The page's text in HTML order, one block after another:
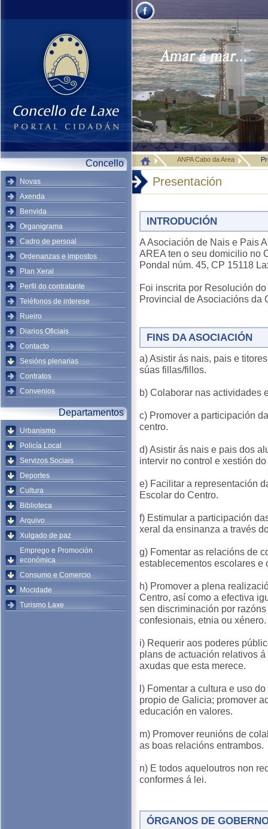
Concello
Novas
Axenda
Benvida
Organigrama
Cadro de persoal
Ordenanzas e impostos
Plan Xeral
Perfil do contratante
Teléfonos de interese
Rueiro
Diarios Oficiais
Contacto
Sesións plenarias
Contratos
Convenios
Departamentos
Urbanismo
Policía Local
Servizos Sociais
Deportes
Cultura
Biblioteca
Arquivo
Xulgado de paz
Emprego e Promoción
económica
Consumo e Comercio
Mocidade
Turismo Laxe
ANPA Cabo da Area
Presentación
INTRODUCIÓN
A Asociación de Nais e Pais
AREA ten o seu domicilio no
Pondal núm. 45, CP 15118
Foi inscrita por Resolución
Provincial de Asociacións da
FINS DA ASOCIACIÓN
a) Asistir ás nais, pais e
súas fillas/fillos.
b) Colaborar nas actividades
c) Promover a participación
centro.
d) Asistir ás nais e pais dos
intervir no control e xestión
e) Facilitar a representación
Escolar do Centro.
f) Estimular a participación
xeral da ensinanza a través
g) Fomentar as relacións de
establecementos escolares e
h) Promover a plena
Centro, así como a efectiva
sen discriminación por
confesionais, etnia ou xénero.
i) Requerir aos poderes
plans de actuación relativos
axudas que esta merece.
l) Fomentar a cultura e uso
propio de Galicia; promover
educación en valores.
m) Promover reunións de
as boas relacións entrambos.
n) E todos aqueloutros non
conformes á lei.
ÓRGANOS DE